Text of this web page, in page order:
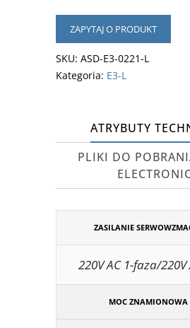
ZAPYTAJ O PRODUKT
SKU: ASD-E3-0221-L
Kategoria: E3-L
ATRYBUTY
PLIKI DO
ZASILANIE
220V AC 1-faza/220V
MOC ZNAMIONOWA